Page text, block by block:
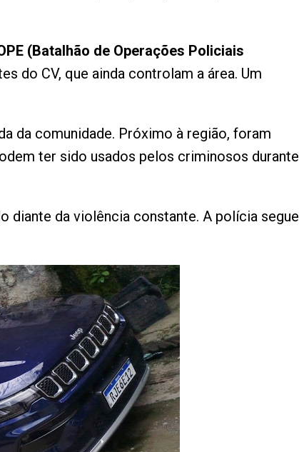
(Batalhão de Operações Policiais
do CV, que ainda controlam a área. Um
da comunidade. Próximo à região, foram
ter sido usados pelos criminosos durante
diante da violência constante. A polícia segue